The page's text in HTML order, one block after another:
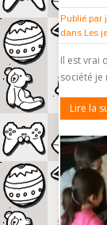
Publié par
dans Les
Il est vrai
société je
Lire la